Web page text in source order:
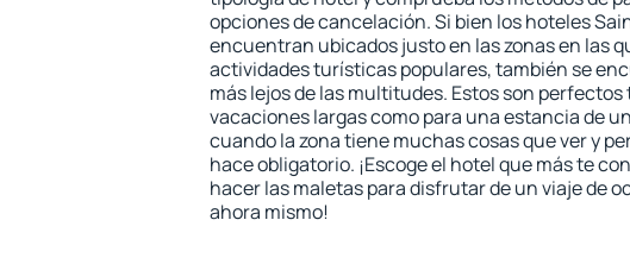
opciones de cancelación. Si bien los hoteles
encuentran ubicados justo en las zonas en las
actividades turísticas populares, también se
más lejos de las multitudes. Estos son
vacaciones largas como para una estancia de
cuando la zona tiene muchas cosas que ver y
hace obligatorio. ¡Escoge el hotel que más te
hacer las maletas para disfrutar de un viaje de
ahora mismo!